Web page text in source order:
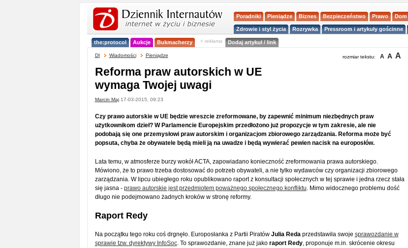
Poradniki Pieniądze Biznes Bezpieczeństwo Prawo Dom
Zdrowie i styl życia Rozrywka Pressroom i artykuły gościnne
the:protocol Aukcje Bukmacherzy < reklama Dodaj artykuł / link
DI Wiadomości Pieniądze rozmiar tekstu: A A A
Reforma praw autorskich w UE
wymaga Twojej uwagi
Marcin Maj17-03-2015, 09:23
Czy prawo autorskie w UE będzie wreszcie zreformowane, by zapewnić minimum niezbędnych praw
użytkownikom dzieł? W Parlamencie Europejskim przedłożono już propozycje w tym zakresie, ale nie
podobają się one przemysłowi praw autorskim i organizacjom zbiorowego zarządzania. Reforma może być
popsuta, chyba że obywatele będą mieli ją na uwadze i będą wywierać pewien nacisk na europosłów.
Lata temu, w atmosferze burzy wokół ACTA, zapowiadano konieczność zreformowania prawa autorskiego.
Mówiono, że to prawo trzeba dostosować do potrzeb obywateli, a nie tylko wydawców czy organizacji zbiorowego
zarządzania. W lipcu ubiegłego roku opublikowano raport z konsultacji społecznych w tej sprawie i jedna rzecz stała
się jasna - prawo autorskie jest przedmiotem poważnego społecznego konfliktu. Mimo widocznego problemu dość
długo nie podejmowano żadnych kroków w stronę reformy.
Raport Redy
Na początku tego roku coś drgnęło. Europosłanka z Partii Piratów Julia Reda przedstawiła swoje sprawozdanie w
sprawie tzw. dyrektywy InfoSoc. To sprawozdanie, znane już jako raport Redy, proponuje m.in. skrócenie okresu